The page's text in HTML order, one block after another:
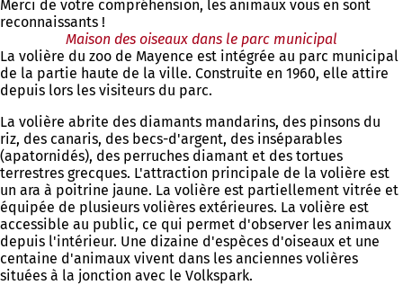
Merci de votre compréhension, les animaux vous en sont
reconnaissants !
Maison des oiseaux dans le parc municipal
La volière du zoo de Mayence est intégrée au parc municipal
de la partie haute de la ville. Construite en 1960, elle attire
depuis lors les visiteurs du parc.
La volière abrite des diamants mandarins, des pinsons du
riz, des canaris, des becs-d'argent, des inséparables
(apatornidés), des perruches diamant et des tortues
terrestres grecques. L'attraction principale de la volière est
un ara à poitrine jaune. La volière est partiellement vitrée et
équipée de plusieurs volières extérieures. La volière est
accessible au public, ce qui permet d'observer les animaux
depuis l'intérieur. Une dizaine d'espèces d'oiseaux et une
centaine d'animaux vivent dans les anciennes volières
situées à la jonction avec le Volkspark.